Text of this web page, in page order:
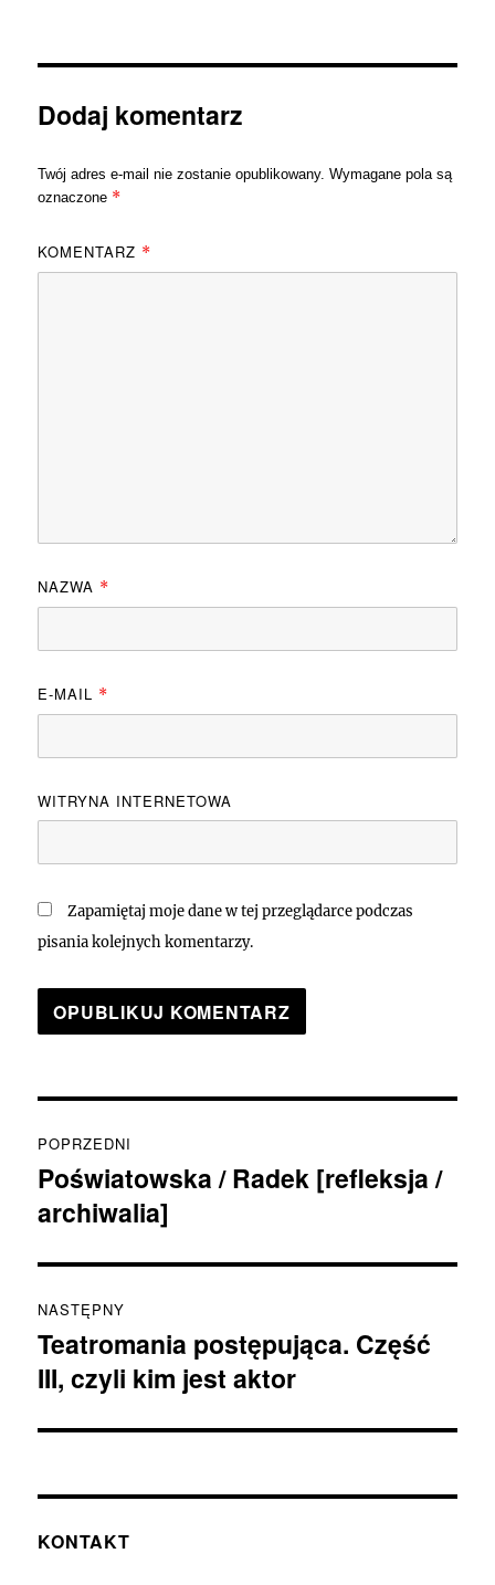
Dodaj komentarz
Twój adres e-mail nie zostanie opublikowany. Wymagane pola są
oznaczone *
KOMENTARZ *
NAZWA *
E-MAIL *
WITRYNA INTERNETOWA
Zapamiętaj moje dane w tej przeglądarce podczas
pisania kolejnych komentarzy.
wpisu
POPRZEDNI
Poprzedni
wpis:
Poświatowska / Radek [refleksja /
archiwalia]
NASTĘPNY
Następny
wpis:
Teatromania postępująca. Część
III, czyli kim jest aktor
KONTAKT